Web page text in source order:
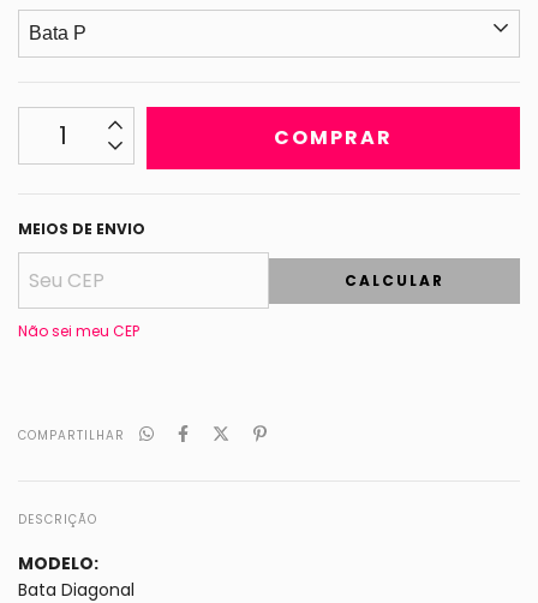
MEIOS DE ENVIO
CALCULAR
Não sei meu CEP
COMPARTILHAR
DESCRIÇÃO
MODELO:
Bata Diagonal